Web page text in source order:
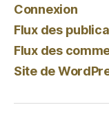
Connexion
Flux des
Flux des
Site de